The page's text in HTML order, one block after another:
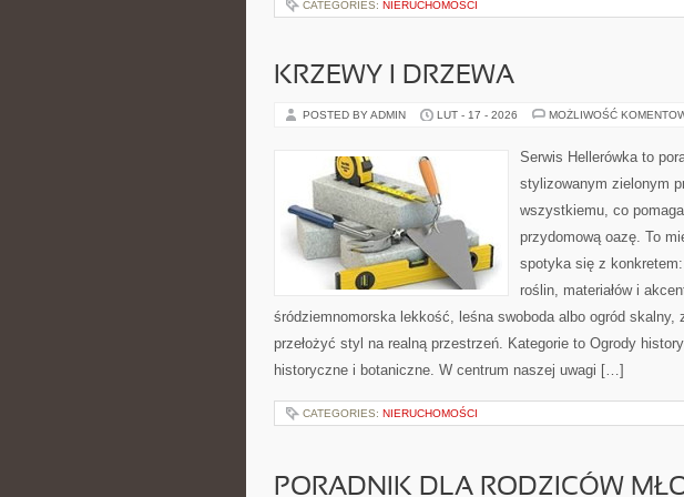
CATEGORIES: NIERUCHOMOŚCI
KRZEWY I DRZEWA
POSTED BY ADMIN LUT - 17 - 2026 MOŻLIWOŚĆ
Serwis Hellerówka to
stylizowanym zielonym
wszystkiemu, co
przydomową oazę. To
spotyka się z
roślin, materiałów i
śródziemnomorska lekkość, leśna swoboda albo ogród skalny,
przełożyć styl na realną przestrzeń. Kategorie to Ogrody
historyczne i botaniczne. W centrum naszej uwagi […]
CATEGORIES: NIERUCHOMOŚCI
PORADNIK DLA RODZICÓW